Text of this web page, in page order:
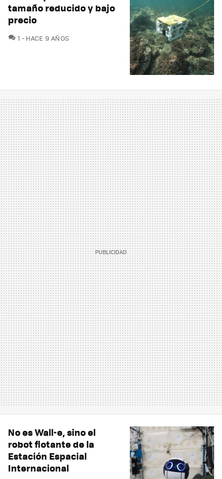
tamaño reducido y bajo
precio
1 COMENTARIOS
HACE 9 AÑOS
No es Wall-e, sino el
robot flotante de la
Estación Espacial
Internacional